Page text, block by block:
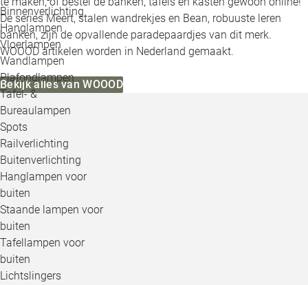
Binnenverlichting
Hanglampen
Vloerlampen
Wandlampen
Plafondlampen
Tafel- &
Bureaulampen
Spots
Railverlichting
Buitenverlichting
Hanglampen voor
buiten
Staande lampen voor
buiten
Tafellampen voor
buiten
Lichtslingers
De series Meert, stalen wandrekjes en Bean, robuuste leren
banken, zijn de opvallende paradepaardjes van dit merk.
WOOOD artikelen worden in Nederland gemaakt.
Bekijk alles van WOOOD